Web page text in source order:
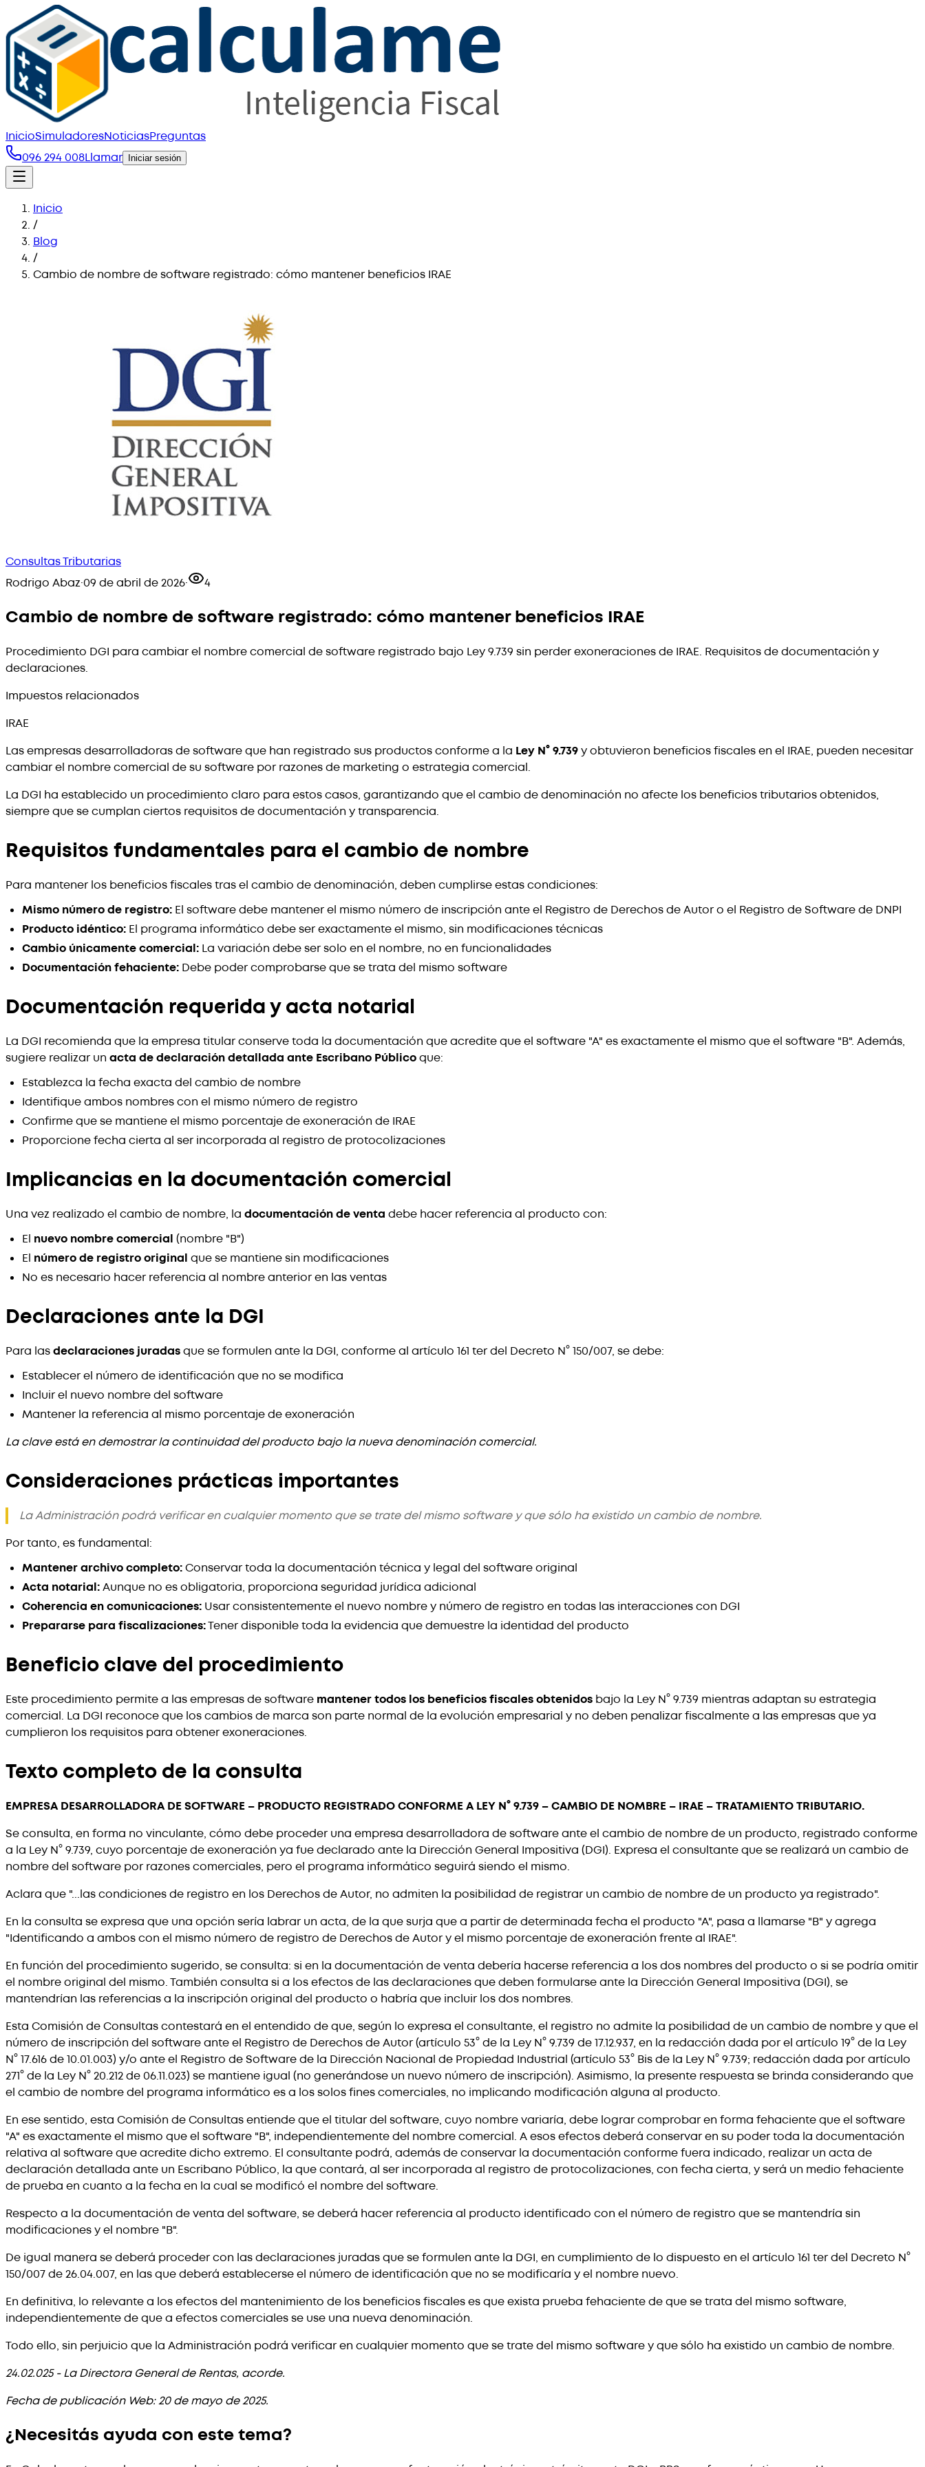
InicioSimuladoresNoticiasPreguntas
096 294 008Llamar Iniciar sesión
Inicio
/
Blog
/
Cambio de nombre de software registrado: cómo mantener beneficios IRAE
Consultas Tributarias
Rodrigo Abaz·09 de abril de 2026· 4
Cambio de nombre de software registrado: cómo mantener beneficios IRAE
Procedimiento DGI para cambiar el nombre comercial de software registrado bajo Ley 9.739 sin perder exoneraciones de IRAE. Requisitos de documentación y
declaraciones.
Impuestos relacionados
IRAE
Las empresas desarrolladoras de software que han registrado sus productos conforme a la Ley N° 9.739y obtuvieron beneficios fiscales en el IRAE, pueden necesitar
cambiar el nombre comercial de su software por razones de marketing o estrategia comercial.
La DGI ha establecido un procedimiento claro para estos casos, garantizando que el cambio de denominación no afecte los beneficios tributarios obtenidos,
siempre que se cumplan ciertos requisitos de documentación y transparencia.
Requisitos fundamentales para el cambio de nombre
Para mantener los beneficios fiscales tras el cambio de denominación, deben cumplirse estas condiciones:
Mismo número de registro: El software debe mantener el mismo número de inscripción ante el Registro de Derechos de Autor o el Registro de Software de DNPI
Producto idéntico: El programa informático debe ser exactamente el mismo, sin modificaciones técnicas
Cambio únicamente comercial: La variación debe ser solo en el nombre, no en funcionalidades
Documentación fehaciente: Debe poder comprobarse que se trata del mismo software
Documentación requerida y acta notarial
La DGI recomienda que la empresa titular conserve toda la documentación que acredite que el software "A" es exactamente el mismo que el software "B". Además,
sugiere realizar un acta de declaración detallada ante Escribano Públicoque:
Establezca la fecha exacta del cambio de nombre
Identifique ambos nombres con el mismo número de registro
Confirme que se mantiene el mismo porcentaje de exoneración de IRAE
Proporcione fecha cierta al ser incorporada al registro de protocolizaciones
Implicancias en la documentación comercial
Una vez realizado el cambio de nombre, la documentación de venta debe hacer referencia al producto con:
El nuevo nombre comercial (nombre "B")
El número de registro original que se mantiene sin modificaciones
No es necesario hacer referencia al nombre anterior en las ventas
Declaraciones ante la DGI
Para lasdeclaraciones juradasque se formulen ante la DGI, conforme al artículo 161 ter del Decreto N° 150/007, se debe:
Establecer el número de identificación que no se modifica
Incluir el nuevo nombre del software
Mantener la referencia al mismo porcentaje de exoneración
La clave está en demostrar la continuidad del producto bajo la nueva denominación comercial.
Consideraciones prácticas importantes
La Administración podrá verificar en cualquier momento que se trate del mismo software y que sólo ha existido un cambio de nombre.
Por tanto, es fundamental:
Mantener archivo completo:Conservar toda la documentación técnica y legal del software original
Acta notarial:Aunque no es obligatoria, proporciona seguridad jurídica adicional
Coherencia en comunicaciones: Usar consistentemente el nuevo nombre y número de registro en todas las interacciones con DGI
Prepararse para fiscalizaciones:Tener disponible toda la evidencia que demuestre la identidad del producto
Beneficio clave del procedimiento
Este procedimiento permite a las empresas de software mantener todos los beneficios fiscales obtenidos bajo la Ley N° 9.739 mientras adaptan su estrategia
comercial. La DGI reconoce que los cambios de marca son parte normal de la evolución empresarial y no deben penalizar fiscalmente a las empresas que ya
cumplieron los requisitos para obtener exoneraciones.
Texto completo de la consulta
EMPRESA DESARROLLADORA DE SOFTWARE – PRODUCTO REGISTRADO CONFORME A LEY N° 9.739 – CAMBIO DE NOMBRE – IRAE – TRATAMIENTO TRIBUTARIO.
Se consulta, en forma no vinculante, cómo debe proceder una empresa desarrolladora de software ante el cambio de nombre de un producto, registrado conforme
a la Ley N° 9.739, cuyo porcentaje de exoneración ya fue declarado ante la Dirección General Impositiva (DGI). Expresa el consultante que se realizará un cambio de
nombre del software por razones comerciales, pero el programa informático seguirá siendo el mismo.
Aclara que "...las condiciones de registro en los Derechos de Autor, no admiten la posibilidad de registrar un cambio de nombre de un producto ya registrado".
En la consulta se expresa que una opción sería labrar un acta, de la que surja que a partir de determinada fecha el producto "A", pasa a llamarse "B" y agrega
"Identificando a ambos con el mismo número de registro de Derechos de Autor y el mismo porcentaje de exoneración frente al IRAE".
En función del procedimiento sugerido, se consulta: si en la documentación de venta debería hacerse referencia a los dos nombres del producto o si se podría omitir
el nombre original del mismo. También consulta si a los efectos de las declaraciones que deben formularse ante la Dirección General Impositiva (DGI), se
mantendrían las referencias a la inscripción original del producto o habría que incluir los dos nombres.
Esta Comisión de Consultas contestará en el entendido de que, según lo expresa el consultante, el registro no admite la posibilidad de un cambio de nombre y que el
número de inscripción del software ante el Registro de Derechos de Autor (artículo 53° de la Ley N° 9.739 de 17.12.937, en la redacción dada por el artículo 19° de la Ley
N° 17.616 de 10.01.003) y/o ante el Registro de Software de la Dirección Nacional de Propiedad Industrial (artículo 53° Bis de la Ley N° 9.739; redacción dada por artículo
271° de la Ley N° 20.212 de 06.11.023) se mantiene igual (no generándose un nuevo número de inscripción). Asimismo, la presente respuesta se brinda considerando que
el cambio de nombre del programa informático es a los solos fines comerciales, no implicando modificación alguna al producto.
En ese sentido, esta Comisión de Consultas entiende que el titular del software, cuyo nombre variaría, debe lograr comprobar en forma fehaciente que el software
"A" es exactamente el mismo que el software "B", independientemente del nombre comercial. A esos efectos deberá conservar en su poder toda la documentación
relativa al software que acredite dicho extremo. El consultante podrá, además de conservar la documentación conforme fuera indicado, realizar un acta de
declaración detallada ante un Escribano Público, la que contará, al ser incorporada al registro de protocolizaciones, con fecha cierta, y será un medio fehaciente
de prueba en cuanto a la fecha en la cual se modificó el nombre del software.
Respecto a la documentación de venta del software, se deberá hacer referencia al producto identificado con el número de registro que se mantendría sin
modificaciones y el nombre "B".
De igual manera se deberá proceder con las declaraciones juradas que se formulen ante la DGI, en cumplimiento de lo dispuesto en el artículo 161 ter del Decreto N°
150/007 de 26.04.007, en las que deberá establecerse el número de identificación que no se modificaría y el nombre nuevo.
En definitiva, lo relevante a los efectos del mantenimiento de los beneficios fiscales es que exista prueba fehaciente de que se trata del mismo software,
independientemente de que a efectos comerciales se use una nueva denominación.
Todo ello, sin perjuicio que la Administración podrá verificar en cualquier momento que se trate del mismo software y que sólo ha existido un cambio de nombre.
24.02.025 - La Directora General de Rentas, acorde.
Fecha de publicación Web: 20 de mayo de 2025.
¿Necesitás ayuda con este tema?